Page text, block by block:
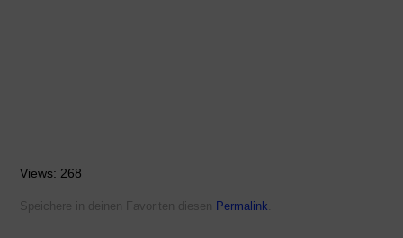
Views: 268
Speichere in deinen Favoriten diesen Permalink